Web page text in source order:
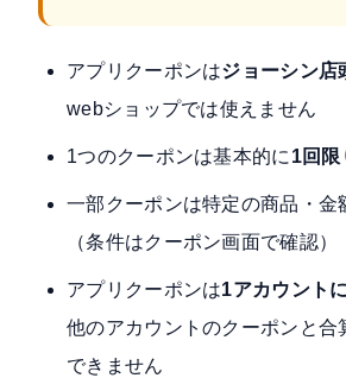
アプリクーポンはジョーシン店
webショップでは使えません
1つのクーポンは基本的に 1回限
一部クーポンは特定の商品・金
（条件はクーポン画面で確認）
アプリクーポンは1アカウント
他のアカウントのクーポンと合
できません